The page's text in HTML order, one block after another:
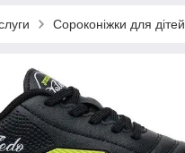
Сороконіжки для дітей